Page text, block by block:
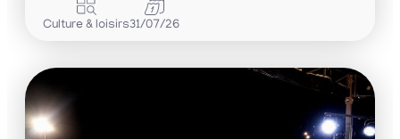
Culture & loisirs31/07/26